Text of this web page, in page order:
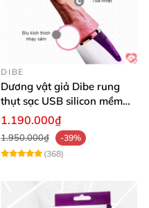
DIBE
Dương vật giả Dibe rung
thụt sạc USB silicon mềm
mại thật
1.190.000₫
1.950.000₫
-39%
(368)